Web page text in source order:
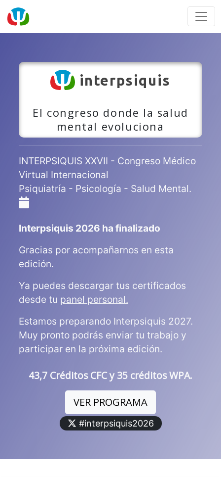
interpsiquis
El congreso donde la salud
mental evoluciona
INTERPSIQUIS XXVII - Congreso Médico
Virtual Internacional
Psiquiatría - Psicología - Salud Mental.
Interpsiquis 2026 ha finalizado
Gracias por acompañarnos en esta
edición.
Ya puedes descargar tus certificados
desde tu panel personal.
Estamos preparando Interpsiquis 2027.
Muy pronto podrás enviar tu trabajo y
participar en la próxima edición.
43,7 Créditos CFC y 35 créditos WPA.
VER PROGRAMA
#interpsiquis2026